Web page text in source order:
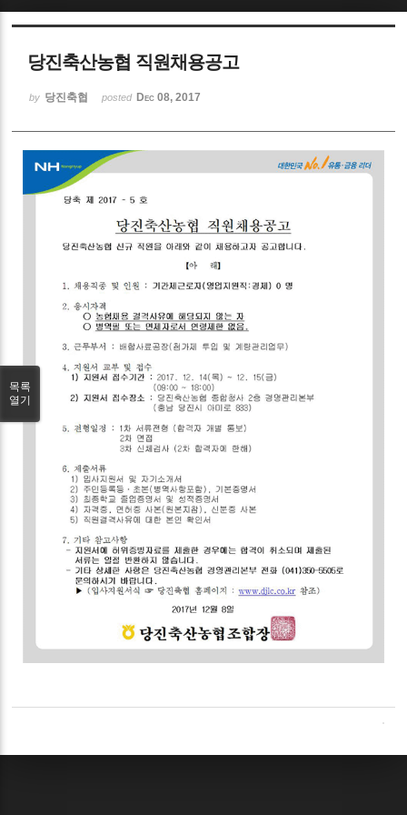
당진축산농협 직원채용공고
by 당진축협 posted Dec 08, 2017
목록
열기
Sketchbook5, 스케치북5
Sketchbook5, 스케치북5